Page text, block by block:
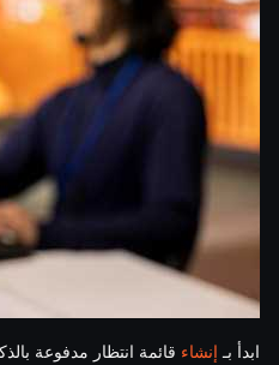
ابدأ بـ إنشاء قائمة انتظار مدفوعة